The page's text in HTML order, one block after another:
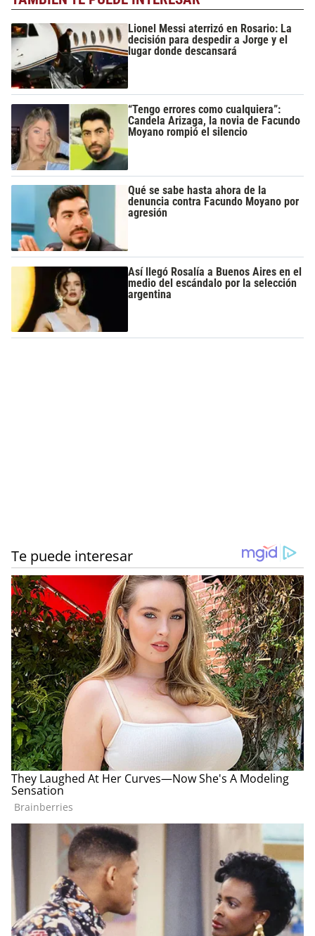
Lionel Messi aterrizó en Rosario: La
decisión para despedir a Jorge y el
lugar donde descansará
“Tengo errores como cualquiera”:
Candela Arizaga, la novia de Facundo
Moyano rompió el silencio
Qué se sabe hasta ahora de la
denuncia contra Facundo Moyano por
agresión
Así llegó Rosalía a Buenos Aires en el
medio del escándalo por la selección
argentina